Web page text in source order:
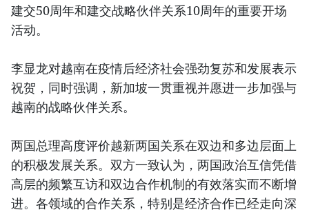
建交50周年和建交战略伙伴关系10周年的重要开场
活动。
李显龙对越南在疫情后经济社会强劲复苏和发展表示
祝贺，同时强调，新加坡一贯重视并愿进一步加强与
越南的战略伙伴关系。
两国总理高度评价越新两国关系在双边和多边层面上
的积极发展关系。双方一致认为，两国政治互信凭借
高层的频繁互访和双边合作机制的有效落实而不断增
进。各领域的合作关系，特别是经济合作已经走向深